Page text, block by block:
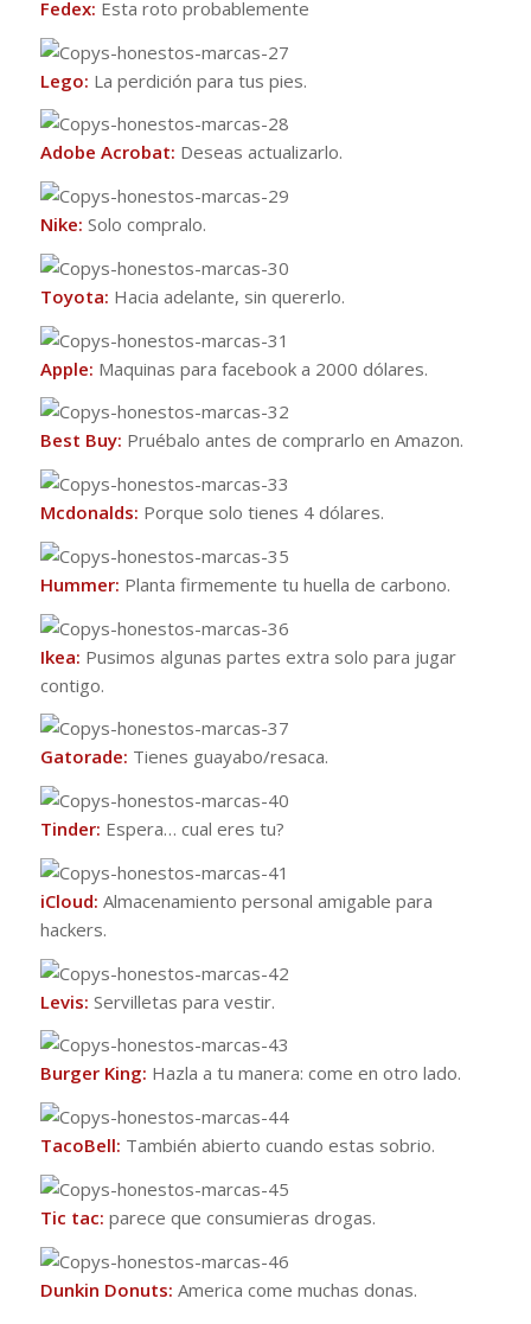
Fedex: Esta roto probablemente
Lego: La perdición para tus pies.
Adobe Acrobat: Deseas actualizarlo.
Nike: Solo compralo.
Toyota: Hacia adelante, sin quererlo.
Apple: Maquinas para facebook a 2000 dólares.
Best Buy: Pruébalo antes de comprarlo en Amazon.
Mcdonalds: Porque solo tienes 4 dólares.
Hummer: Planta firmemente tu huella de carbono.
Ikea: Pusimos algunas partes extra solo para jugar
contigo.
Gatorade: Tienes guayabo/resaca.
Tinder: Espera… cual eres tu?
iCloud: Almacenamiento personal amigable para
hackers.
Levis: Servilletas para vestir.
Burger King: Hazla a tu manera: come en otro lado.
TacoBell: También abierto cuando estas sobrio.
Tic tac: parece que consumieras drogas.
Dunkin Donuts: America come muchas donas.